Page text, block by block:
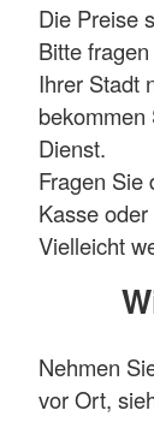
Die Preise
Bitte
Ihrer Stadt
bekommen
Dienst.
Fragen Sie
Kasse
Vielleicht
Nehmen
vor Ort,